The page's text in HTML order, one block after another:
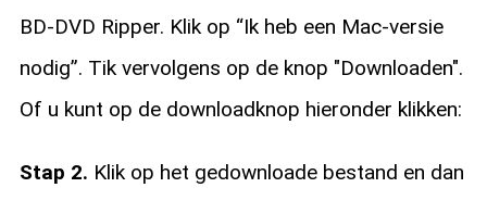
BD-DVD Ripper. Klik op “Ik heb een Mac-versie
nodig”. Tik vervolgens op de knop "Downloaden".
Of u kunt op de downloadknop hieronder klikken:
Stap 2. Klik op het gedownloade bestand en dan